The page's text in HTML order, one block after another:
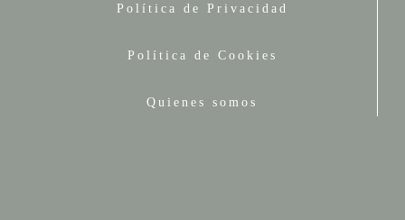
Política de Privacidad
Política de Cookies
Quienes somos